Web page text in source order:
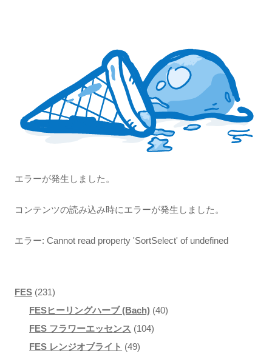
品
エラーが発生しました。
コンテンツの読み込み時にエラーが発生しました。
エラー:Cannot read property 'SortSelect' of undefined
FES 231231
個
の
商
FESヒーリングハーブ (Bach) 4040
FES フラワーエッセンス 104104
FES レンジオブライト 4949